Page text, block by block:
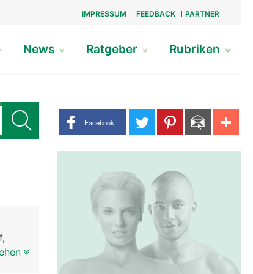
IMPRESSUM FEEDBACK PARTNER
News Ratgeber Rubriken
Share buttons
Facebook